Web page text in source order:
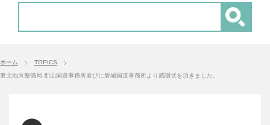
ホーム
TOPICS
東北地方整備局 郡山国道事務所並びに磐城国道事務所より感謝状を頂きました。